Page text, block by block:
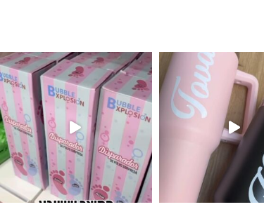
מין העובר חזר למלא